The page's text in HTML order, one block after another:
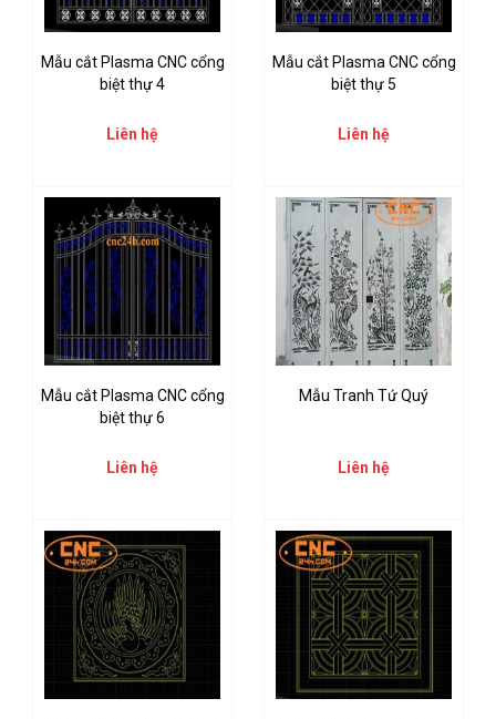
Mẫu cắt Plasma CNC cổng
biệt thự 4
Liên hệ
Mẫu cắt Plasma CNC cổng
biệt thự 5
Liên hệ
Mẫu cắt Plasma CNC cổng
biệt thự 6
Liên hệ
Mẫu Tranh Tứ Quý
Liên hệ